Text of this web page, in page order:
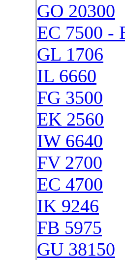
GO 20300
EC 7500 -
GL 1706
IL 6660
FG 3500
EK 2560
IW 6640
FV 2700
EC 4700
IK 9246
FB 5975
GU 38150